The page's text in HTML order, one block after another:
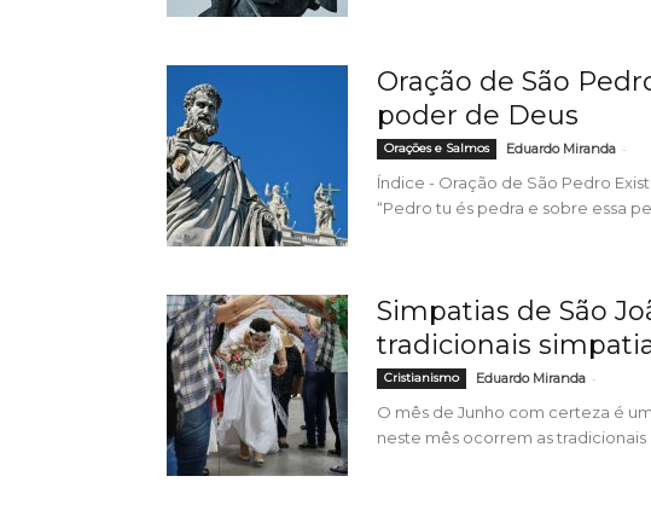
Oração de São
poder de Deus
Orações e Salmos Eduardo Miranda -
Índice - Oração de São Pedro
“Pedro tu és pedra e sobre essa
Simpatias de São
tradicionais
Cristianismo Eduardo Miranda -
O mês de Junho com certeza é
neste mês ocorrem as tradicionais